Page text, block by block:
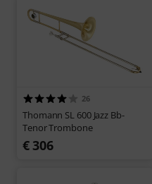
26
Thomann SL 600 Jazz Bb-
Tenor Trombone
€ 306